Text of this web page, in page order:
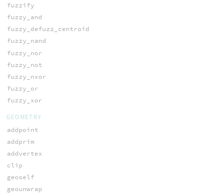
fuzzify
fuzzy_and
fuzzy_defuzz_centroid
fuzzy_nand
fuzzy_nor
fuzzy_not
fuzzy_nxor
fuzzy_or
fuzzy_xor
GEOMETRY
addpoint
addprim
addvertex
clip
geoself
geounwrap